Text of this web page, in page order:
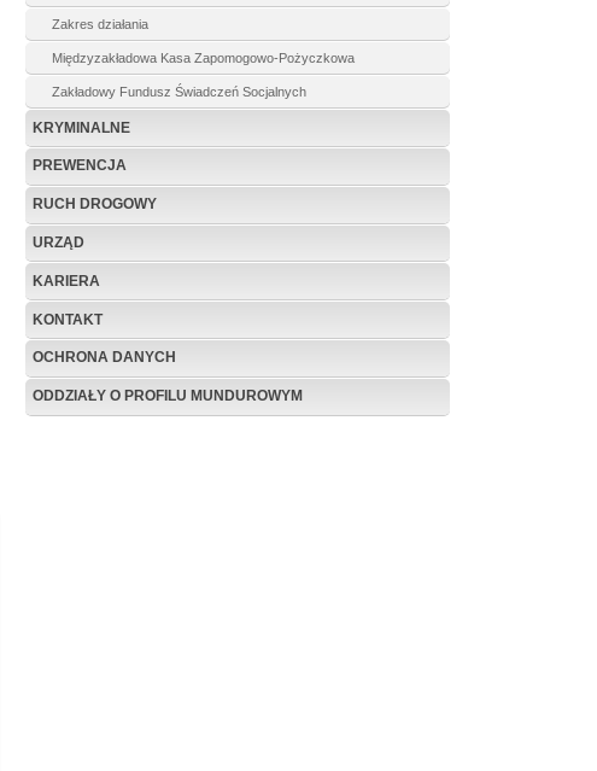
Zakres działania
Międzyzakładowa Kasa Zapomogowo-Pożyczkowa
Zakładowy Fundusz Świadczeń Socjalnych
KRYMINALNE
PREWENCJA
RUCH DROGOWY
URZĄD
KARIERA
KONTAKT
OCHRONA DANYCH
ODDZIAŁY O PROFILU MUNDUROWYM